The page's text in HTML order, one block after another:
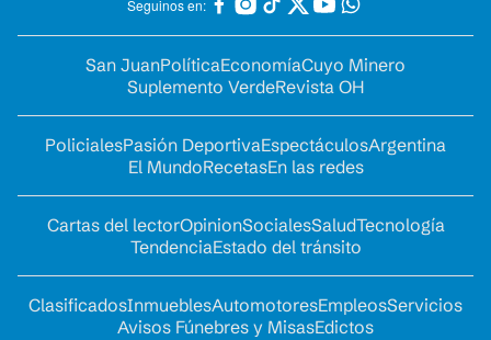
Seguinos en:
San JuanPolíticaEconomíaCuyo Minero
Suplemento VerdeRevista OH
PolicialesPasión DeportivaEspectáculosArgentina
El MundoRecetasEn las redes
Cartas del lectorOpinionSocialesSaludTecnología
TendenciaEstado del tránsito
ClasificadosInmueblesAutomotoresEmpleosServicios
Avisos Fúnebres y MisasEdictos